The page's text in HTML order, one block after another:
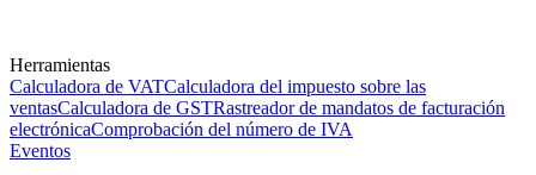
Herramientas
Calculadora de VATCalculadora del impuesto sobre las
ventasCalculadora de GSTRastreador de mandatos de facturación
electrónicaComprobación del número de IVA
Eventos